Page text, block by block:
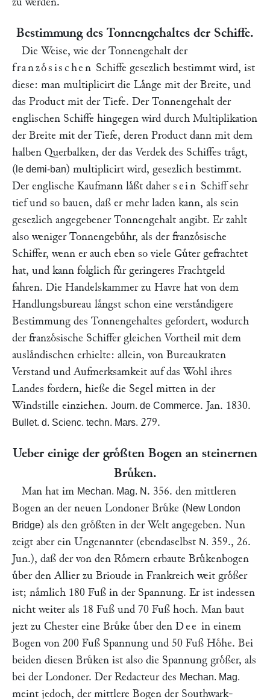
Bestimmung des Tonnengehaltes der Schiffe.
Die Weise, wie der Tonnengehalt der
franzoͤsischen Schiffe gesezlich bestimmt wird, ist
diese: man multiplicirt die Laͤnge mit der Breite, und
das Product mit der Tiefe. Der Tonnengehalt der
englischen Schiffe hingegen wird durch Multiplikation
der Breite mit der Tiefe, deren Product dann mit dem
halben Querbalken, der das Verdek des Schiffes traͤgt,
( le demi-ban) multiplicirt wird, gesezlich bestimmt.
Der englische Kaufmann laͤßt daher sein Schiff sehr
tief und so bauen, daß er mehr laden kann, als sein
gesezlich angegebener Tonnengehalt angibt. Er zahlt
also weniger Tonnengebuͤhr, als der franzoͤsische
Schiffer, wenn er auch eben so viele Guͤter gefrachtet
hat, und kann folglich fuͤr geringeres Frachtgeld
fahren. Die Handelskammer zu Havre hat von dem
Handlungsbureau laͤngst schon eine verstaͤndigere
Bestimmung des Tonnengehaltes gefordert, wodurch
der franzoͤsische Schiffer gleichen Vortheil mit dem
auslaͤndischen erhielte: allein, von Bureaukraten
Verstand und Aufmerksamkeit auf das Wohl ihres
Landes fordern, hieße die Segel mitten in der
Windstille einziehen. Journ. de Commerce. Jan. 1830.
Bullet. d. Scienc. techn. Mars. 279.
Ueber einige der groͤßten Bogen an steinernen
Bruͤken.
Man hat im Mechan. Mag. N . 356. den mittleren
Bogen an der neuen Londoner Bruͤke (New London
Bridge) als den groͤßten in der Welt angegeben. Nun
zeigt aber ein Ungenannter (ebendaselbst N. 359., 26.
Jun.), daß der von den Roͤmern erbaute Bruͤkenbogen
uͤber den Allier zu Brioude in Frankreich weit groͤßer
ist; naͤmlich 180 Fuß in der Spannung. Er ist indessen
nicht weiter als 18 Fuß und 70 Fuß hoch. Man baut
jezt zu Chester eine Bruͤke uͤber den Dee in einem
Bogen von 200 Fuß Spannung und 50 Fuß Hoͤhe. Bei
beiden diesen Bruͤken ist also die Spannung groͤßer, als
bei der Londoner. Der Redacteur des Mechan. Mag.
meint jedoch, der mittlere Bogen der Southwark-